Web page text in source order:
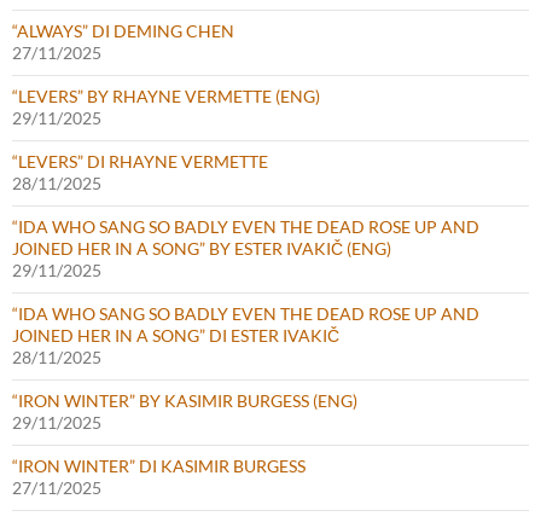
“ALWAYS” DI DEMING CHEN
27/11/2025
“LEVERS” BY RHAYNE VERMETTE (ENG)
29/11/2025
“LEVERS” DI RHAYNE VERMETTE
28/11/2025
“IDA WHO SANG SO BADLY EVEN THE DEAD ROSE UP AND
JOINED HER IN A SONG” BY ESTER IVAKIČ (ENG)
29/11/2025
“IDA WHO SANG SO BADLY EVEN THE DEAD ROSE UP AND
JOINED HER IN A SONG” DI ESTER IVAKIČ
28/11/2025
“IRON WINTER” BY KASIMIR BURGESS (ENG)
29/11/2025
“IRON WINTER” DI KASIMIR BURGESS
27/11/2025